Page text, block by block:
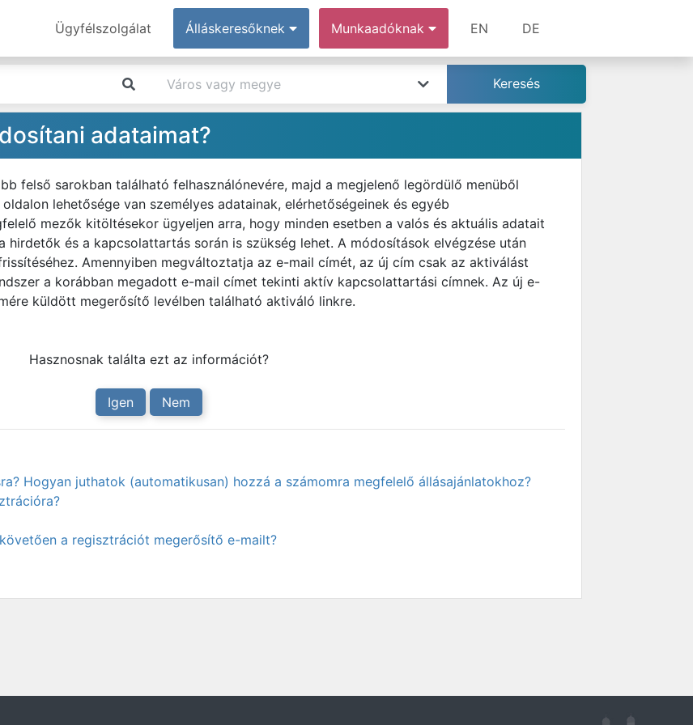
Ügyfélszolgálat Álláskeresőknek Munkaadóknak EN DE
adataimat?
felső sarokban található felhasználónevére, majd a megjelenő legördülő menüből
lehetősége van személyes adatainak, elérhetőségeinek és egyéb
mezők kitöltésekor ügyeljen arra, hogy minden esetben a valós és aktuális adatait
hirdetők és a kapcsolattartás során is szükség lehet. A módosítások elvégzése után
Amennyiben megváltoztatja az e-mail címét, az új cím csak az aktiválást
a korábban megadott e-mail címet tekinti aktív kapcsolattartási címnek. Az új e-
küldött megerősítő levélben található aktiváló linkre.
Hasznosnak találta ezt az információt?
Igen Nem
Hogyan juthatok (automatikusan) hozzá a számomra megfelelő állásajánlatokhoz?
a regisztrációt megerősítő e-mailt?